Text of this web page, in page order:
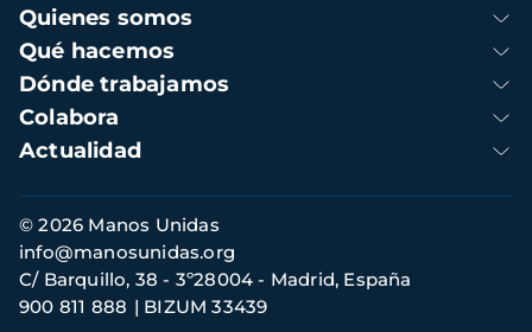
Navegación
principal
Quienes somos
Qué hacemos
Dónde trabajamos
Colabora
Actualidad
Información
de
contacto
© 2026 Manos Unidas
C/ Barquillo, 38 - 3º28004 - Madrid, España
900 811 888
BIZUM 33439
info@manosunidas.org